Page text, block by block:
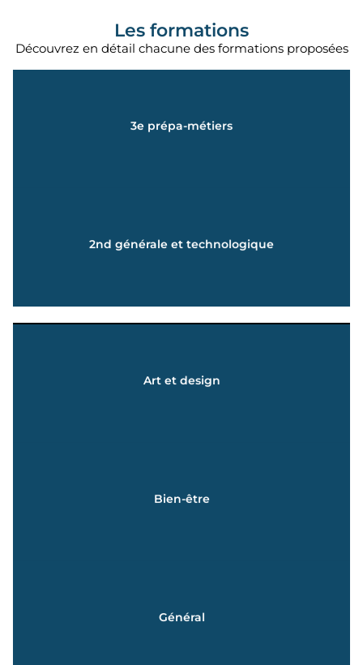
Les formations
Découvrez en détail chacune des formations proposées
3e prépa-métiers
2nd générale et technologique
Art et design
Bien-être
Général